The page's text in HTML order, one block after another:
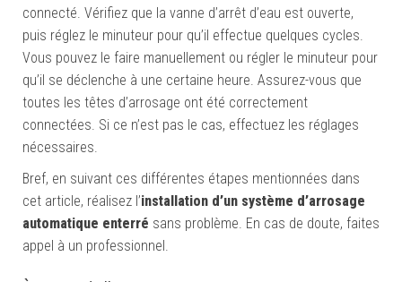
connecté. Vérifiez que la vanne d’arrêt d’eau est ouverte,
puis réglez le minuteur pour qu’il effectue quelques cycles.
Vous pouvez le faire manuellement ou régler le minuteur pour
qu’il se déclenche à une certaine heure. Assurez-vous que
toutes les têtes d’arrosage ont été correctement
connectées. Si ce n’est pas le cas, effectuez les réglages
nécessaires.
Bref, en suivant ces différentes étapes mentionnées dans
cet article, réalisez l’installation d’un système d’arrosage
automatique enterré sans problème. En cas de doute, faites
appel à un professionnel.